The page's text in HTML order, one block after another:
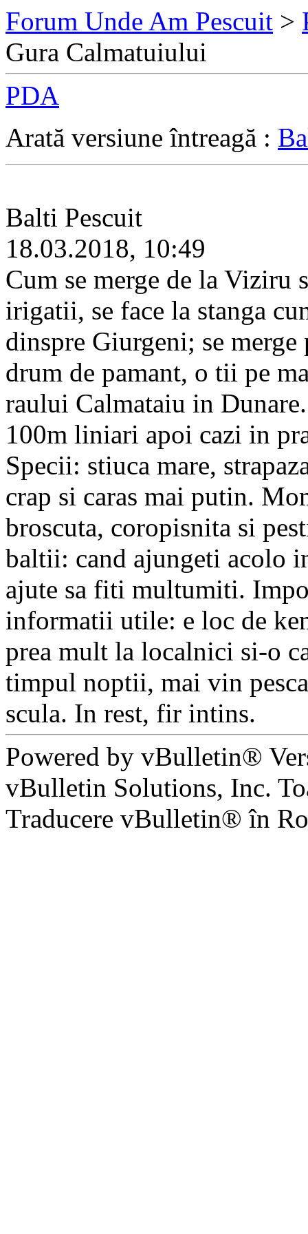
Forum Unde Am Pescuit >
Gura Calmatuiului
PDA
Arată versiune întreagă :
Balti Pescuit
18.03.2018, 10:49
Cum se merge de la Viziru
irigatii, se face la stanga
dinspre Giurgeni; se
drum de pamant, o tii pe
raului Calmataiu in
100m liniari apoi cazi in
Specii: stiuca mare,
crap si caras mai putin.
broscuta, coropisnita si
baltii: cand ajungeti acolo
ajute sa fiti multumiti.
informatii utile: e loc de
prea mult la localnici si-o
timpul noptii, mai vin
scula. In rest, fir intins.
Powered by vBulletin®
vBulletin Solutions, Inc.
Traducere vBulletin® în